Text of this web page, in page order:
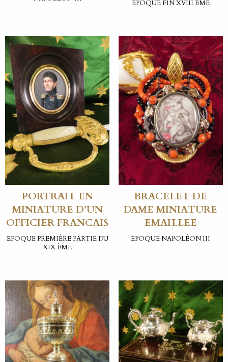
EPOQUE FIN XVIII ÈME
PORTRAIT EN
MINIATURE D’UN
OFFICIER FRANCAIS
EPOQUE PREMIÈRE PARTIE DU
XIX ÈME
BRACELET DE
DAME MINIATURE
EMAILLEE
EPOQUE NAPOLÉON III